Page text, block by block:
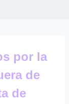
por la
de
de